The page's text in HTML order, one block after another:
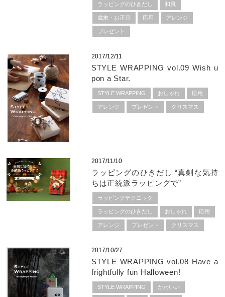
ラッピングのひきだし 和風
歳末・お正月 応用 アレンジ
プレゼント
2017/12/11
STYLE WRAPPING vol.09 Wish u
pon a Star.
STYLE WRAPPING おしゃれ 応用
アレンジ プレゼント クリスマス
2017/11/10
ラッピングのひきだし “真剣な気持
ちは正統派ラッピングで”
ラッピングテクニック
ラッピングのひきだし おしゃれ 応用
アレンジ プレゼント クリスマス
2017/10/27
STYLE WRAPPING vol.08 Have a
frightfully fun Halloween!
STYLE WRAPPING かわいい